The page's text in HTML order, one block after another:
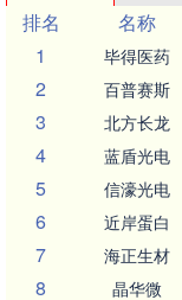
排名
名称
1
毕得医药
2 百普赛斯
3 北方长龙
4 蓝盾光电
5 信濠光电
6 近岸蛋白
7 海正生材
8 晶华微